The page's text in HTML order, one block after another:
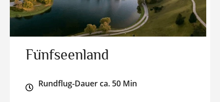
Fünfseenland
Rundflug-Dauer ca. 50 Min